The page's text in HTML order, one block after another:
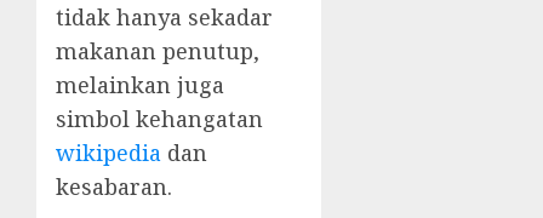
tidak hanya sekadar
makanan penutup,
melainkan juga
simbol kehangatan
wikipedia dan
kesabaran.